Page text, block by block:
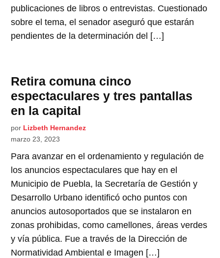
publicaciones de libros o entrevistas. Cuestionado
sobre el tema, el senador aseguró que estarán
pendientes de la determinación del […]
Retira comuna cinco
espectaculares y tres pantallas
en la capital
por Lizbeth Hernandez
marzo 23, 2023
Para avanzar en el ordenamiento y regulación de
los anuncios espectaculares que hay en el
Municipio de Puebla, la Secretaría de Gestión y
Desarrollo Urbano identificó ocho puntos con
anuncios autosoportados que se instalaron en
zonas prohibidas, como camellones, áreas verdes
y vía pública. Fue a través de la Dirección de
Normatividad Ambiental e Imagen […]